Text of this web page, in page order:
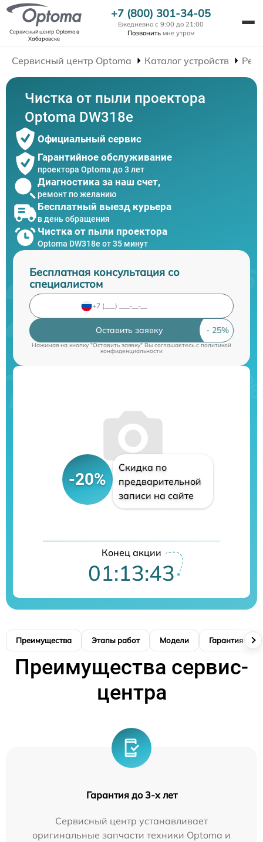
Сервисный центр Optomaв
Хабаровске
+7 (800) 301-34-05
Ежедневно с 9:00 до 21:00
Позвонить мне утром
Сервисный центр Optoma Каталог устройств
Чистка от пыли проектора
Optoma DW318e
Официальный сервис
Гарантийное обслуживание
проектора Optoma до 3 лет
Диагностика за наш счет,
ремонт по желанию
Бесплатный выезд курьера
в день обращения
Чистка от пыли проектора
Optoma DW318e от 35 минут
Бесплатная консультация со
специалистом
Оставить заявку
Нажимая на кнопку "Оставить заявку" Вы соглашаетесь cполитикой
конфиденциальности
-20%
Скидка по
предварительной
записи на сайте
Конец акции
01:13:42
Преимущества Этапы работ Модели Гарантия
Преимущества сервис-
центра
Гарантия до 3-х лет
Сервисный центр устанавливает
оригинальные запчасти техники Optoma и